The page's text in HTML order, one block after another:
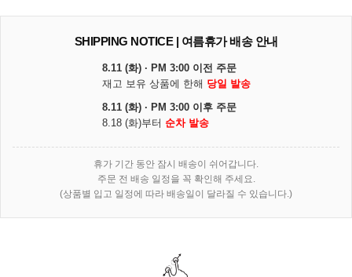
SHIPPING NOTICE | 여름휴가 배송 안내
8.11 (화) · PM 3:00 이전 주문
재고 보유 상품에 한해 당일 발송
8.11 (화) · PM 3:00 이후 주문
8.18 (화)부터 순차 발송
휴가 기간 동안 잠시 배송이 쉬어갑니다.
주문 전 배송 일정을 꼭 확인해 주세요.
(상품별 입고 일정에 따라 배송일이 달라질 수 있습니다.)